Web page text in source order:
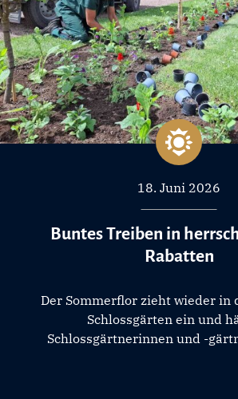
18. Juni 2026
Buntes Treiben in
Rabatten
Der Sommerflor zieht wieder in
Schlossgärten ein und
Schlossgärtnerinnen und -